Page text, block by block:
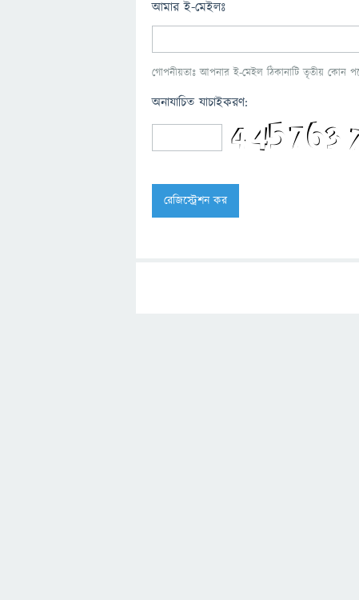
আমার ই-মেইলঃ
গোপনীয়তাঃ আপনার ই-মেইল ঠিকানাটি তৃতীয় কোন
অনাযাচিত যাচাইকরণ: